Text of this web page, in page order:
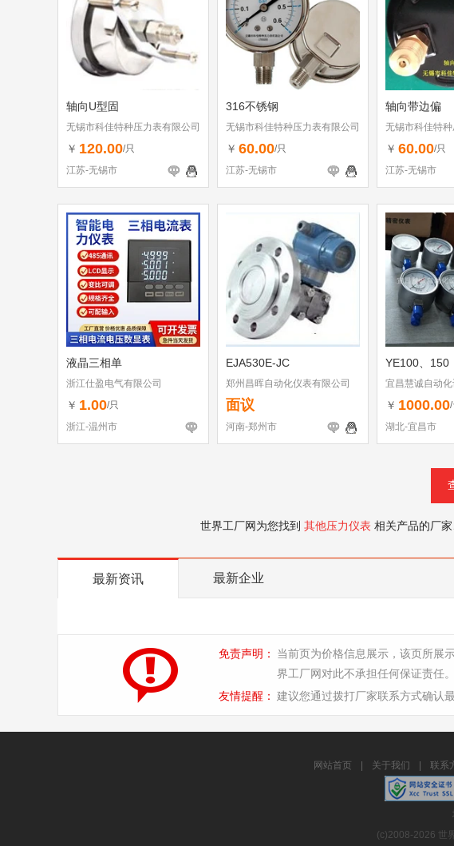
轴向U型固
无锡市科佳特种压力表有限公司
￥ 120.00/只
江苏-无锡市
316不锈钢
无锡市科佳特种压力表有限公司
￥ 60.00/只
江苏-无锡市
轴向带边偏
无锡市科佳特
￥ 60.00/只
江苏-无锡市
液晶三相单
浙江仕盈电气有限公司
￥ 1.00/只
浙江-温州市
EJA530E-JC
郑州昌晖自动化仪表有限公司
面议
河南-郑州市
YE100、150
宜昌慧诚自动
司
￥ 1000.00/
湖北-宜昌市
世界工厂网为您找到 其他压力仪表 相关产品的厂
最新资讯 最新企业
免责声明：
当前页为价格信息展示，该页所展
界工厂网对此不承担任何保证责任。
友情提醒： 建议您通过拨打厂家联系方式确认
网站首页 关于我们 联系
(c)2008-2026 世